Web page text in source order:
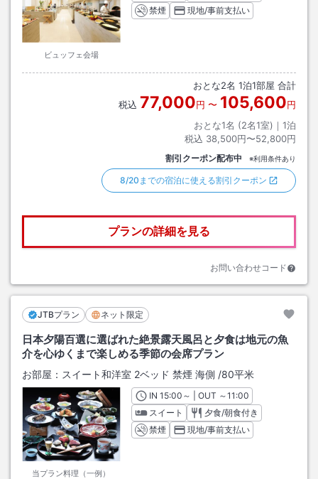
ビュッフェ会場
禁煙
現地/事前支払い
おとな2名 1泊1部屋 合計
税込 77,000円 〜 105,600円
おとな1名 (2名1室)｜ 1泊
税込 38,500円〜52,800円
割引クーポン配布中 ※利用条件あり
8/20までの宿泊に使える割引クーポン
プランの詳細を見る
お問い合わせコード
JTBプラン ネット限定
日本夕陽百選に選ばれた絶景露天風呂と夕食は地元の魚
介を心ゆくまで楽しめる季節の会席プラン
お部屋： スイート和洋室 2ベッド 禁煙 海側 /80平米
当プラン料理（一例）
INチェックイン
15:00 ～ | OUT チェックアウト
～11:00
スイート
夕食/朝食付き
禁煙
現地/事前支払い